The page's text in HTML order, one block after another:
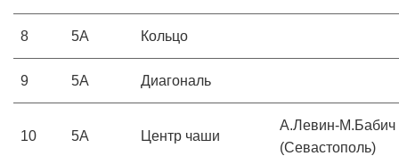
8 5А Кольцо
9 5А Диагональ
10 5А Центр чаши
А.Левин-М.Бабич
(Севастополь)